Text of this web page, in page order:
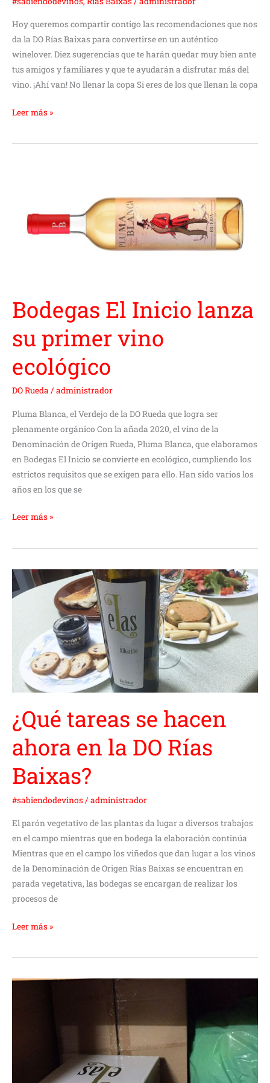
Hoy queremos compartir contigo las recomendaciones que nos
da la DO Rías Baixas para convertirse en un auténtico
winelover. Diez sugerencias que te harán quedar muy bien ante
tus amigos y familiares y que te ayudarán a disfrutar más del
vino. ¡Ahí van! No llenar la copa Si eres de los que llenan la copa
Leer más »
Bodegas El Inicio lanza
su primer vino
ecológico
DO Rueda / administrador
Pluma Blanca, el Verdejo de la DO Rueda que logra ser
plenamente orgánico Con la añada 2020, el vino de la
Denominación de Origen Rueda, Pluma Blanca, que elaboramos
en Bodegas El Inicio se convierte en ecológico, cumpliendo los
estrictos requisitos que se exigen para ello. Han sido varios los
años en los que se
lanza
Leer más »
¿Qué tareas se hacen
ahora en la DO Rías
Baixas?
#sabiendodevinos/ administrador
El parón vegetativo de las plantas da lugar a diversos trabajos
en el campo mientras que en bodega la elaboración continúa
Mientras que en el campo los viñedos que dan lugar a los vinos
de la Denominación de Origen Rías Baixas se encuentran en
parada vegetativa, las bodegas se encargan de realizar los
procesos de
¿Qué
tareas
Baixas?
Leer más »